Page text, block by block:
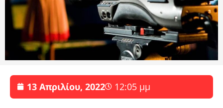
13 Απριλίου, 2022 12:05 μμ